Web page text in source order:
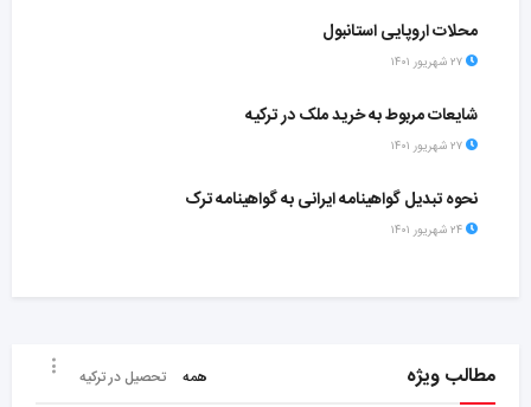
محلات اروپایی استانبول
شایعات مربوط به خرید ملک در ترکیه
نحوه تبدیل گواهینامه ایرانی به گواهینامه ترک
مطالب ویژه همه تحصیل در ترکیه